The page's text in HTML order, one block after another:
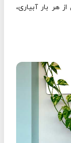
هر بار آبیاری،